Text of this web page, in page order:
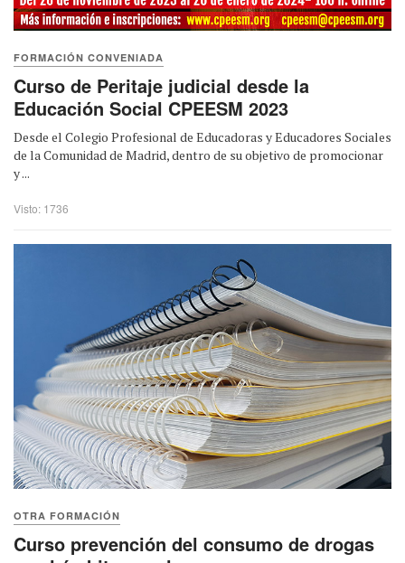
FORMACIÓN CONVENIADA
Curso de Peritaje judicial desde la
Educación Social CPEESM 2023
Desde el Colegio Profesional de Educadoras y Educadores Sociales
de la Comunidad de Madrid, dentro de su objetivo de promocionar
y ...
Visto: 1736
OTRA FORMACIÓN
Curso prevención del consumo de drogas